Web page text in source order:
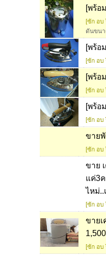
[พร้อ
[ซัก อบ
ดันขน
[พร้อ
[ซัก อบ
[พร้อ
[ซัก อบ
[พร้อ
[ซัก อบ
ขาย
[ซัก อบ
ขาย
แค่3ค
ไหม่
[ซัก อบ
ขายเ
[ซัก อบ